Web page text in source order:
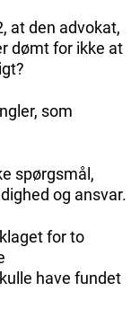
at den advokat,
dømt for ikke at
som
spørgsmål,
og ansvar.
for to
have fundet